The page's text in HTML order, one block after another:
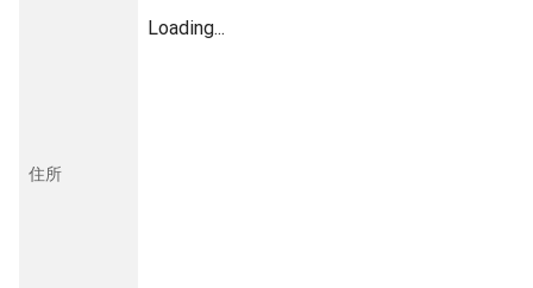
住所
Loading...